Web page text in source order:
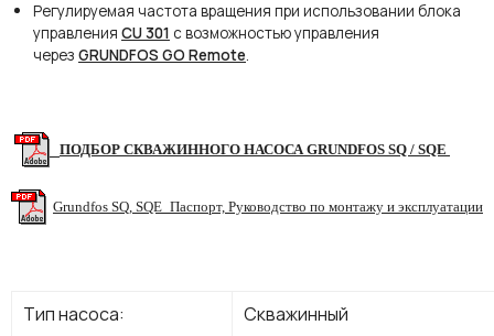
Регулируемая частота вращения при использовании блока
управления CU 301 с возможностью управления
через GRUNDFOS GO Remote.
ПОДБОР СКВАЖИННОГО НАСОСА GRUNDFOS SQ / SQE
Grundfos SQ, SQE_Паспорт, Руководство по монтажу и эксплуатации
Тип насоса:
Скважинный